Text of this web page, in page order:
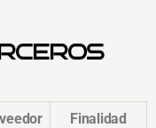
Finalidad